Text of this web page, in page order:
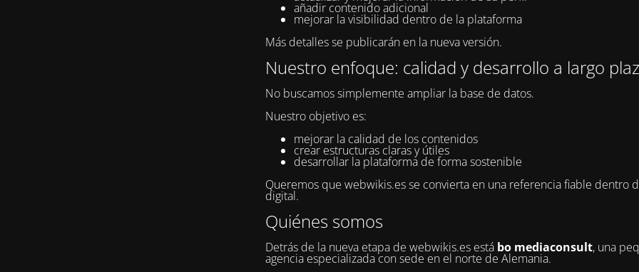
añadir contenido adicional
mejorar la visibilidad dentro de la plataforma
Más detalles se publicarán en la nueva versión.
Nuestro enfoque: calidad y desarrollo a largo
No buscamos simplemente ampliar la base de datos.
Nuestro objetivo es:
mejorar la calidad de los contenidos
crear estructuras claras y útiles
desarrollar la plataforma de forma sostenible
Queremos que webwikis.es se convierta en una referencia fiable dentro
digital.
Quiénes somos
Detrás de la nueva etapa de webwikis.es está bo mediaconsult, una
agencia especializada con sede en el norte de Alemania.